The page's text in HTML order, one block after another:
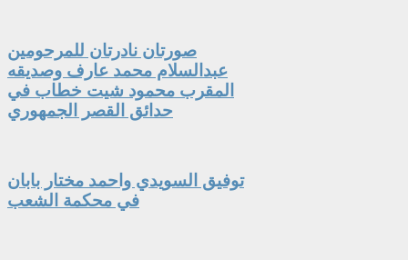
صورتان نادرتان للمرحومين
عبدالسلام محمد عارف وصديقه
المقرب محمود شيت خطاب في
حدائق القصر الجمهوري
توفيق السويدي واحمد مختار بابان
في محكمة الشعب